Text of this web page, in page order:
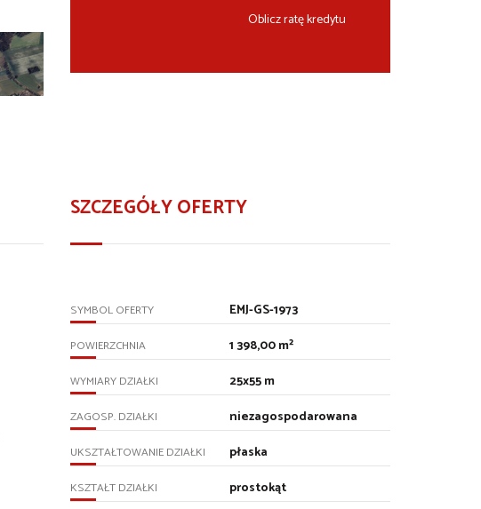
Oblicz ratę kredytu
SZCZEGÓŁY OFERTY
SYMBOL OFERTY EMJ-GS-1973
POWIERZCHNIA 1 398,00 m²
WYMIARY DZIAŁKI 25x55 m
ZAGOSP. DZIAŁKI niezagospodarowana
UKSZTAŁTOWANIE DZIAŁKI płaska
KSZTAŁT DZIAŁKI prostokąt